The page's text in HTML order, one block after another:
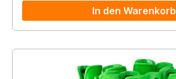
In den Warenkorb